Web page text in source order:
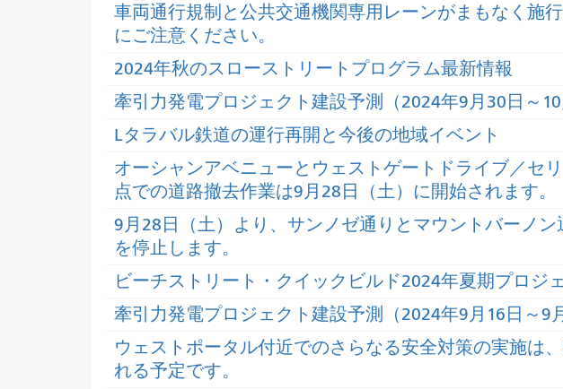
車両通行規制と公共交通機関専用レーンがまもなく施
にご注意ください。
2024年秋のスローストリートプログラム最新情報
牽引力発電プロジェクト建設予測（2024年9月30日～10
Lタラバル鉄道の運行再開と今後の地域イベント
オーシャンアベニューとウェストゲートドライブ／セ
点での道路撤去作業は9月28日（土）に開始されます。
9月28日（土）より、サンノゼ通りとマウントバーノ
を停止します。
ビーチストリート・クイックビルド2024年夏期プロジ
牽引力発電プロジェクト建設予測（2024年9月16日～9
ウェストポータル付近でのさらなる安全対策の実施は
れる予定です。